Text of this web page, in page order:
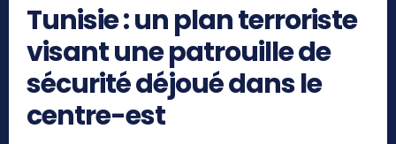
Tunisie : un plan terroriste
visant une patrouille de
sécurité déjoué dans le
centre-est